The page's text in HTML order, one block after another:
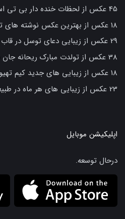
45 عکس از لحظات خنده دار بی تی اس با جملات دلنشین
18 عکس از بهترین عکس نوشته های تبریک تولد به خواهرم
29 عکس از زیبایی دعای توسل در قاب تصویر
38 عکس از تولدت مبارک ریحانه جان به یادماندنی
18 عکس از زیبایی های جدید کیم تهیونگ برای طرفدارانش
23 عکس از زیبایی های هر ماه در طبیعت
اپلیکیشن موبایل
درحال توسعه.